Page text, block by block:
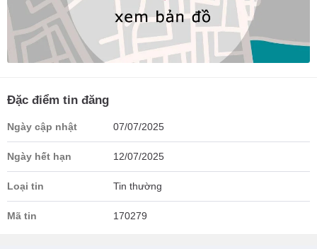
Đặc điểm tin đăng
Ngày cập nhật 07/07/2025
Ngày hết hạn 12/07/2025
Loại tin Tin thường
Mã tin 170279